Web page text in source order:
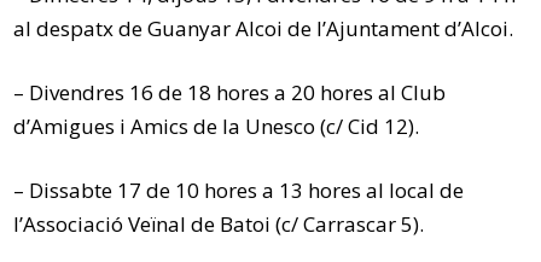
al despatx de Guanyar Alcoi de l’Ajuntament d’Alcoi.
– Divendres 16 de 18 hores a 20 hores al Club
d’Amigues i Amics de la Unesco (c/ Cid 12).
– Dissabte 17 de 10 hores a 13 hores al local de
l’Associació Veïnal de Batoi (c/ Carrascar 5).